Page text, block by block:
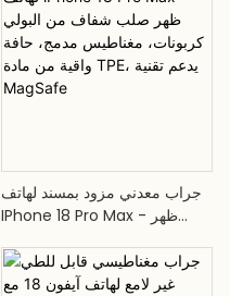
جراب معدني مزود بمسند لهاتف
IPhone 18 Pro Max - ظهر
مغناطيس مدمج، حافة واقية من
مادة TPE، يدعم تقنية MagSafe